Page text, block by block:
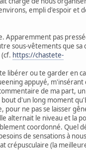
empli d'espoir et
Apparemment pas
sous-vêtements que
https://chastete-
libérer ou te garder en
appuyé, m'insérant
de ma part,
d'un long moment
ne pas se laisser
alternait le niveau et la
coordonné. Quel
de sensations à
crépusculaire (la